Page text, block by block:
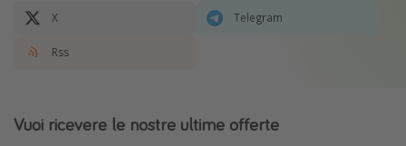
X Telegram
Rss
Vuoi ricevere le nostre ultime offerte